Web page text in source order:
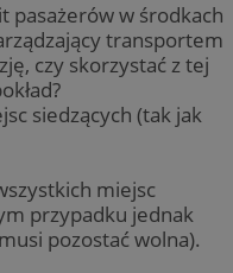
pasażerów w środkach
transportem
czy skorzystać z tej
siedzących (tak jak
miejsc
przypadku jednak
pozostać wolna).